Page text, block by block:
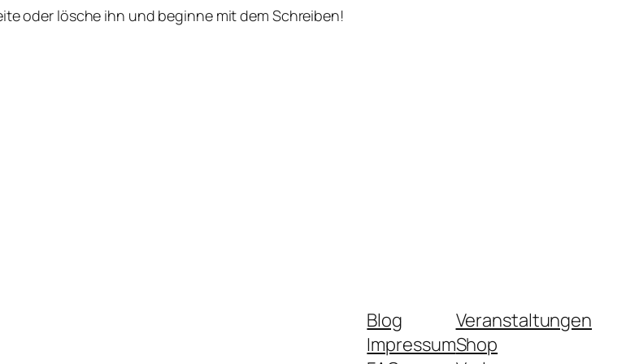
oder lösche ihn und beginne mit dem Schreiben!
Blog
Impressum
Veranstaltungen
Shop